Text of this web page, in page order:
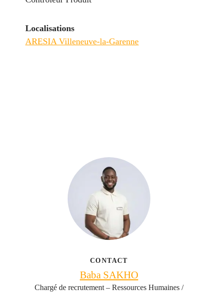
Localisations
ARESIA Villeneuve-la-Garenne
CONTACT
Baba SAKHO
Chargé de recrutement – Ressources Humaines /